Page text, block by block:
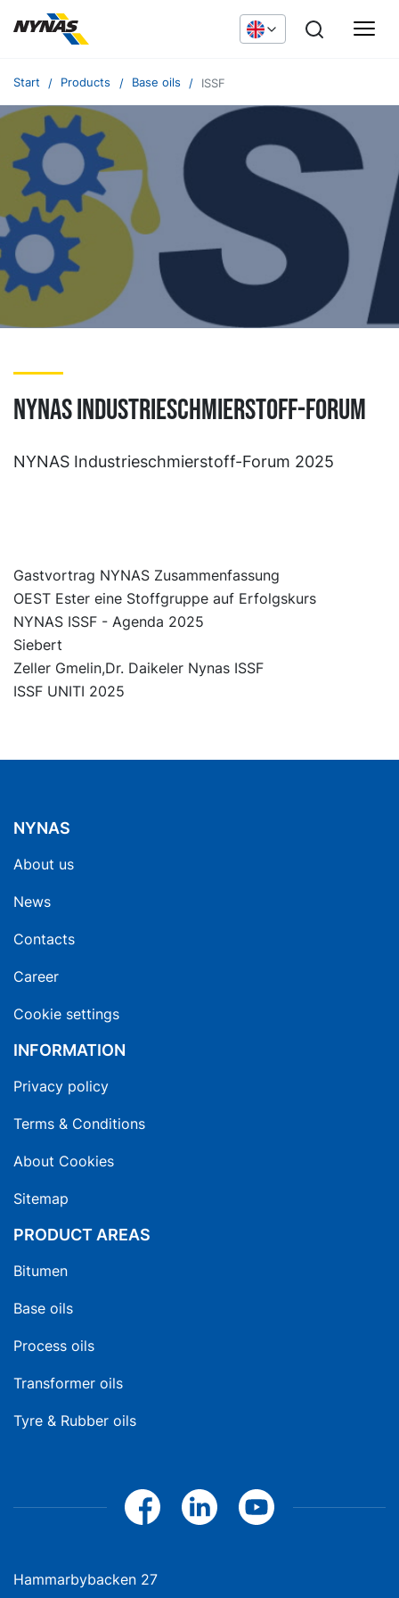
Start Products Base oils ISSF
NYNAS Industrieschmierstoff-Forum
NYNAS Industrieschmierstoff-Forum 2025
Gastvortrag NYNAS Zusammenfassung
OEST Ester eine Stoffgruppe auf Erfolgskurs
NYNAS ISSF - Agenda 2025
Siebert
Zeller Gmelin,Dr. Daikeler Nynas ISSF
ISSF UNITI 2025
NYNAS
About us
News
Contacts
Career
Cookie settings
INFORMATION
Privacy policy
Terms & Conditions
About Cookies
Sitemap
PRODUCT AREAS
Bitumen
Base oils
Process oils
Transformer oils
Tyre & Rubber oils
Hammarbybacken 27